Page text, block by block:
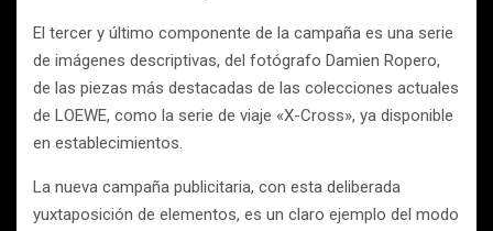
El tercer y último componente de la campaña es una serie
de imágenes descriptivas, del fotógrafo Damien Ropero,
de las piezas más destacadas de las colecciones actuales
de LOEWE, como la serie de viaje «X-Cross», ya disponible
en establecimientos.
La nueva campaña publicitaria, con esta deliberada
yuxtaposición de elementos, es un claro ejemplo del modo